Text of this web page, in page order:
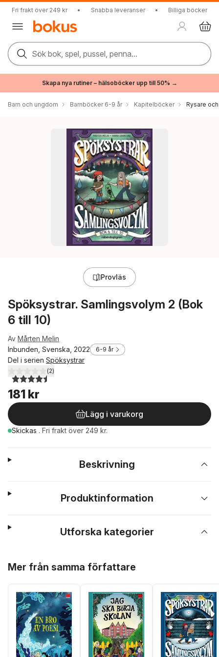
Fri frakt över 249 kr • Snabba leveranser • Billiga böcker
Sök bok, spel, pussel, penna...
Skapa nya rutiner – hälsoböcker upp till 50% →
Barn och ungdom Barnböcker 6-9 år Kapitelböcker Rysare
Provläs
Spöksystrar. Samlingsvolym 2 (Bok
6 till 10)
Av Mårten Melin
Inbunden, Svenska, 2022
6-9 år
Del i serien Spöksystrar
4,5utav 5 stjärnor. Totalt antal röster:
(2)
181 kr
Lägg i varukorg
Skickas . Fri frakt över 249 kr.
Beskrivning
Produktinformation
Utforska kategorier
Mer från samma författare